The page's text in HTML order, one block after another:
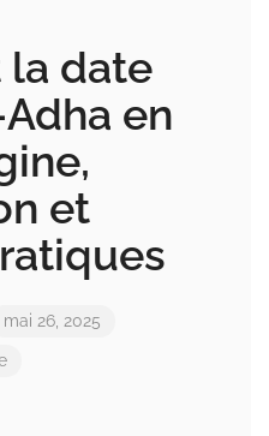
la date
en
et
mai 26, 2025